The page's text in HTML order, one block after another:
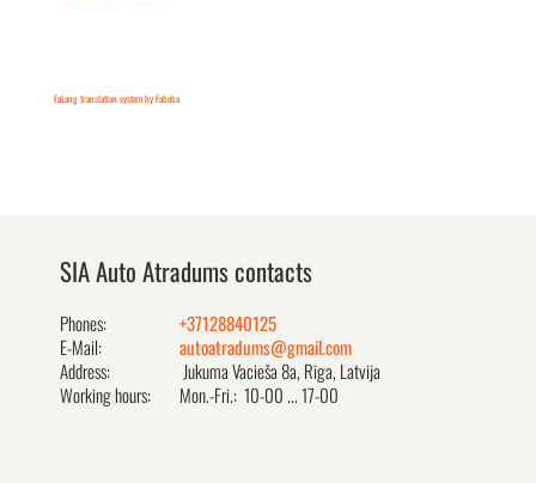
FaLang translation system by Faboba
SIA Auto Atradums contacts
Phones:
+37128840125
E-Mail:
autoatradums@gmail.com
Address:
Jukuma Vacieša 8a, Rīga, Latvija
Working hours:
Mon.-Fri.: 10-00 ... 17-00